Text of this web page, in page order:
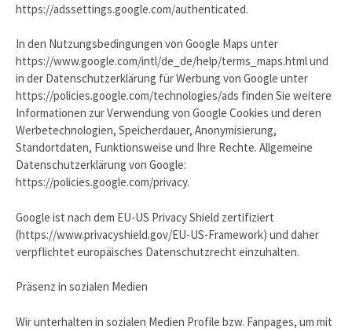
https://adssettings.google.com/authenticated.
In den Nutzungsbedingungen von Google Maps unter
https://www.google.com/intl/de_de/help/terms_maps.html und
in der Datenschutzerklärung für Werbung von Google unter
https://policies.google.com/technologies/ads finden Sie weitere
Informationen zur Verwendung von Google Cookies und deren
Werbetechnologien, Speicherdauer, Anonymisierung,
Standortdaten, Funktionsweise und Ihre Rechte. Allgemeine
Datenschutzerklärung von Google:
https://policies.google.com/privacy.
Google ist nach dem EU-US Privacy Shield zertifiziert
(https://www.privacyshield.gov/EU-US-Framework) und daher
verpflichtet europäisches Datenschutzrecht einzuhalten.
Präsenz in sozialen Medien
Wir unterhalten in sozialen Medien Profile bzw. Fanpages, um mit